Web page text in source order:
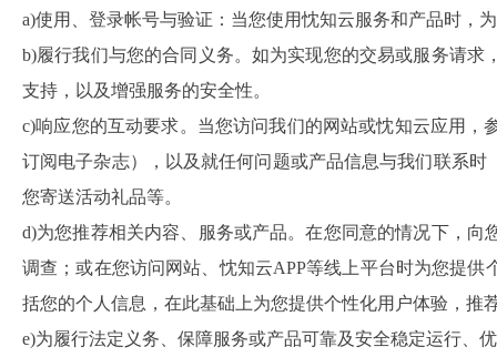
a)使用、登录帐号与验证：当您使用忱知云服务和产品时，
b)履行我们与您的合同义务。如为实现您的交易或服务请
支持，以及增强服务的安全性。
c)响应您的互动要求。当您访问我们的网站或忱知云应用
订阅电子杂志），以及就任何问题或产品信息与我们联系
您寄送活动礼品等。
d)为您推荐相关内容、服务或产品。在您同意的情况下，
调查；或在您访问网站、忱知云APP等线上平台时为您提
括您的个人信息，在此基础上为您提供个性化用户体验，推
e)为履行法定义务、保障服务或产品可靠及安全稳定运行、